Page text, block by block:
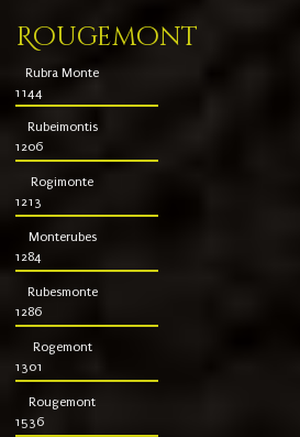
Rougemont
Rubra Monte
1144
Rubeimontis
1206
Rogimonte
1213
Monterubes
1284
Rubesmonte
1286
Rogemont
1301
Rougemont
1536